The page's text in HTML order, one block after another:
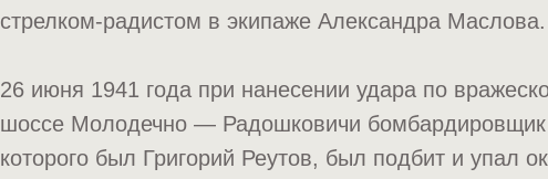
стрелком-радистом в экипаже Александра Маслова.
26 июня 1941 года при нанесении удара по
шоссе Молодечно — Радошковичи
которого был Григорий Реутов, был подбит и упал